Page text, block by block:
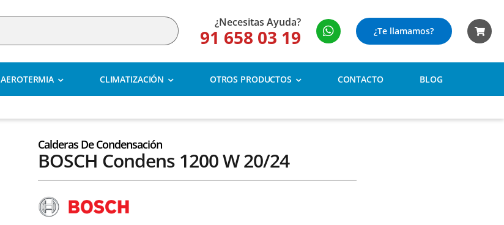
¿Necesitas Ayuda?
91 658 03 19 ¿Te llamamos?
AEROTERMIA CLIMATIZACIÓN OTROS PRODUCTOS CONTACTO BLOG
Calderas De Condensación
BOSCH Condens 1200 W 20/24